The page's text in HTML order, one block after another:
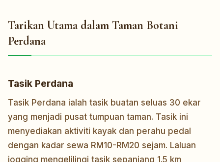
Tarikan Utama dalam Taman Botani
Perdana
Tasik Perdana
Tasik Perdana ialah tasik buatan seluas 30 ekar
yang menjadi pusat tumpuan taman. Tasik ini
menyediakan aktiviti kayak dan perahu pedal
dengan kadar sewa RM10-RM20 sejam. Laluan
jogging mengelilingi tasik sepanjang 1.5 km